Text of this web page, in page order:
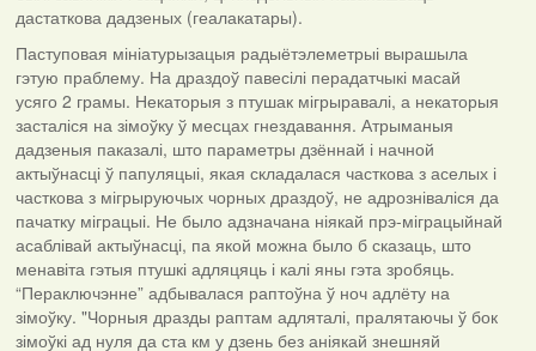
дастаткова дадзеных (геалакатары).
Паступовая мініатурызацыя радыётэлеметрыі вырашыла
гэтую праблему. На драздоў павесілі перадатчыкі масай
усяго 2 грамы. Некаторыя з птушак мігрыравалі, а некаторыя
засталіся на зімоўку ў месцах гнездавання. Атрыманыя
дадзеныя паказалі, што параметры дзённай і начной
актыўнасці ў папуляцыі, якая складалася часткова з аселых і
часткова з мігрыруючых чорных драздоў, не адрозніваліся да
пачатку міграцыі. Не было адзначана ніякай прэ-міграцыйнай
асаблівай актыўнасці, па якой можна было б сказаць, што
менавіта гэтыя птушкі адляцяць і калі яны гэта зробяць.
“Пераключэнне” адбывалася раптоўна ў ноч адлёту на
зімоўку. "Чорныя дразды раптам адляталі, пралятаючы ў бок
зімоўкі ад нуля да ста км у дзень без аніякай знешняй